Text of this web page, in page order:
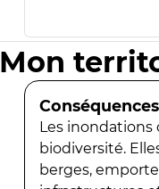
Mon
Les
biodiversité.
berges,